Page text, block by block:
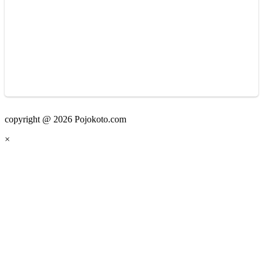
copyright @ 2026 Pojokoto.com
×